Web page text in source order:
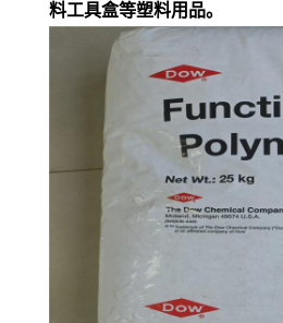
料工具盒等塑料用品。